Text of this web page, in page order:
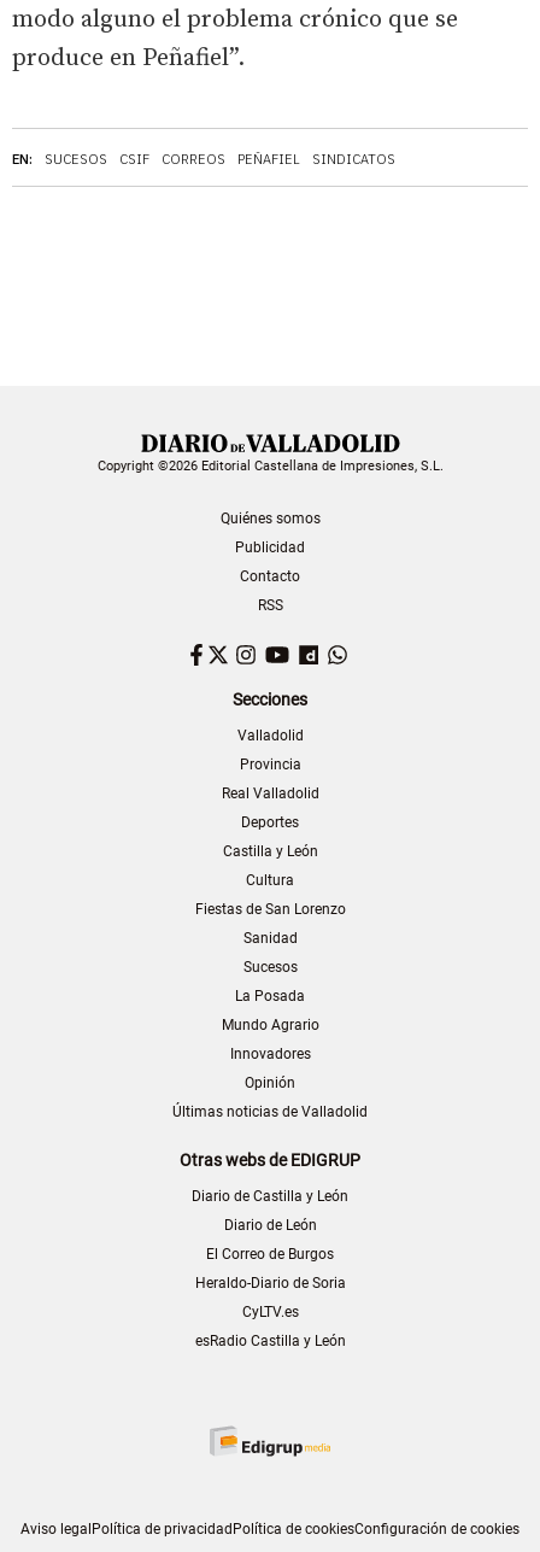
EN: SUCESOS CSIF CORREOS PEÑAFIEL SINDICATOS
modo alguno el problema crónico que se
produce en Peñafiel”.
Copyright ©2026 Editorial Castellana de Impresiones, S.L.
Quiénes somos
Publicidad
Contacto
RSS
Facebook
TwitterInstagram
YouTubeDailymotion
Secciones
Valladolid
Provincia
Real Valladolid
Deportes
Castilla y León
Cultura
Fiestas de San Lorenzo
Sanidad
Sucesos
La Posada
Mundo Agrario
Innovadores
Opinión
Últimas noticias de Valladolid
Otras webs de EDIGRUP
Diario de Castilla y León
Diario de León
El Correo de Burgos
Heraldo-Diario de Soria
CyLTV.es
esRadio Castilla y León
Aviso legalPolítica de privacidadPolítica de cookiesConfiguración de cookies